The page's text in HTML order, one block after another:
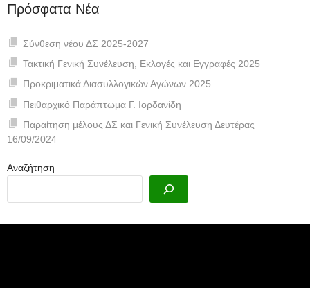
Πρόσφατα Νέα
Σύνθεση νέου ΔΣ 2025-2027
Τακτική Γενική Συνέλευση, Εκλογές και Εγγραφές 2025
Προκριματικά Διασυλλογικών Αγώνων 2025
Πειθαρχικό Παράπτωμα Γ. Ιορδανίδη
Παραίτηση μέλους ΔΣ και Γενική Συνέλευση Δευτέρας
16/09/2024
Αναζήτηση